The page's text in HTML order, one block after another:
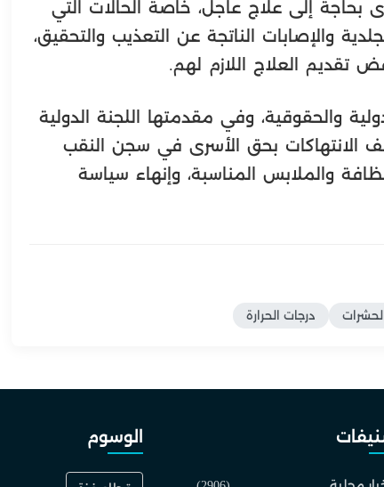
بحاجة إلى علاج عاجل، خاصة الحالات التي
والإصابات الناتجة عن التعذيب والتحقيق،
تقديم العلاج اللازم لهم.
والحقوقية، وفي مقدمتها اللجنة الدولية
الانتهاكات بحق الأسرى في سجن النقب
والملابس المناسبة، وإنهاء سياسة
الحشرات درجات الحرارة
الوسوم